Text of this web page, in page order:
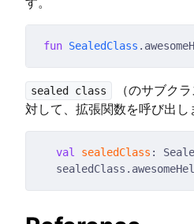
fun SealedClass
sealed class
（のサブク
対して、拡張関数を呼び出し
val sealedClass :